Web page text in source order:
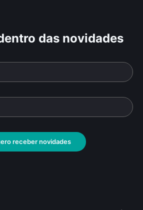
das novidades
receber novidades